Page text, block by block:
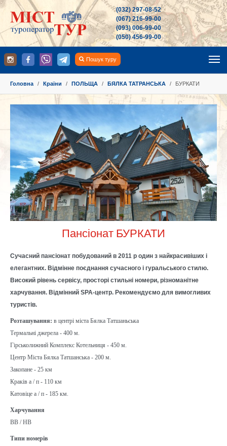
(032) 297-08-52
(067) 216-99-00
(093) 006-99-00
(050) 456-99-00
Пошук туру
Головна
Країни ПОЛЬЩА БЯЛКА ТАТРАНСЬКА БУРКАТИ
Пансіонат БУРКАТИ
Сучасний пансіонат побудований в 2011 р один з найкрасивіших і
елегантних. Відмінне поєднання сучасного і гуральського стилю.
Високий рівень сервісу, просторі стильні номери, різноманітне
харчування. Відмінний SPA-центр. Рекомендуємо для вимогливих
туристів.
Розташування: в центрі міста Бялка Татшаньська
Термальні джерела - 400 м.
Гірськолижний Комплекс Котельниця - 450 м.
Центр Міста Бялка Татшанська - 200 м.
Закопане - 25 км
Краків а / п - 110 км
Катовіце а / п - 185 км.
Харчування
BB / HB
Типи номерів